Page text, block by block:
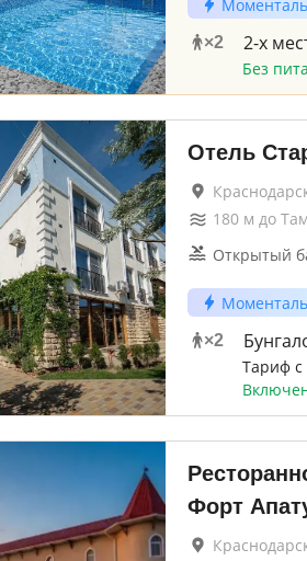
×2 2-х
Без
Отель
180м до
Открытый
×2
Тариф
Форт